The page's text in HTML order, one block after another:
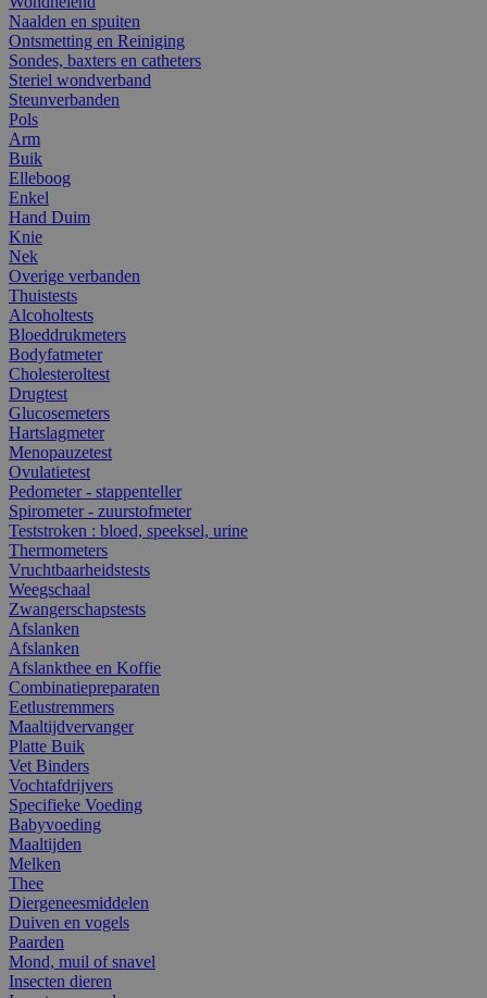
Naalden en spuiten
Ontsmetting en Reiniging
Sondes, baxters en catheters
Steriel wondverband
Steunverbanden
Pols
Arm
Buik
Elleboog
Enkel
Hand Duim
Knie
Nek
Overige verbanden
Thuistests
Alcoholtests
Bloeddrukmeters
Bodyfatmeter
Cholesteroltest
Drugtest
Glucosemeters
Hartslagmeter
Menopauzetest
Ovulatietest
Pedometer - stappenteller
Spirometer - zuurstofmeter
Teststroken : bloed, speeksel, urine
Thermometers
Vruchtbaarheidstests
Weegschaal
Zwangerschapstests
Afslanken
Afslanken
Afslankthee en Koffie
Combinatiepreparaten
Eetlustremmers
Maaltijdvervanger
Platte Buik
Vet Binders
Vochtafdrijvers
Specifieke Voeding
Babyvoeding
Maaltijden
Melken
Thee
Diergeneesmiddelen
Duiven en vogels
Paarden
Mond, muil of snavel
Insecten dieren